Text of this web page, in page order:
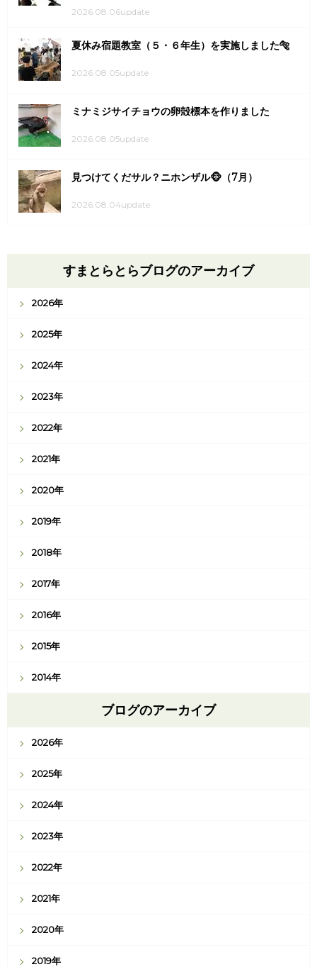
2026.08.06update
夏休み宿題教室（５・６年生）を実施しました🐅
2026.08.05update
ミナミジサイチョウの卵殻標本を作りました
2026.08.05update
見つけてくだサル？ニホンザル🐵（7月）
2026.08.04update
すまとらとらブログのアーカイブ
2026年
2025年
2024年
2023年
2022年
2021年
2020年
2019年
2018年
2017年
2016年
2015年
2014年
ブログのアーカイブ
2026年
2025年
2024年
2023年
2022年
2021年
2020年
2019年